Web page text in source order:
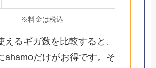
※料金は税込
えるギガ数を比較すると、
ahamoだけがお得です。そ